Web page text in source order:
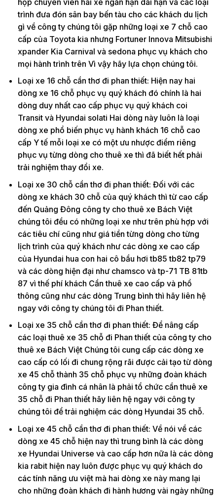
trình đưa đón sân bay bến tàu cho các khách du lịch
gì về công ty chúng tôi gặp những loại xe 7 chỗ cao
cấp của Toyota kia nhưng Fortuner Innova Mitsubishi
xpander Kia Carnival và sedona phục vụ khách cho
mọi hành trình trên Vì vậy hãy lựa chọn chúng tôi.
Loại xe 16 chỗ cần thơ đi phan thiết: Hiện nay hai
dòng xe 16 chỗ phục vụ quý khách đó chính là hai
dòng duy nhất cao cấp phục vụ quý khách coi
Transit và Hyundai solati Hai dòng này luôn là loại
dòng xe phổ biến phục vụ hành khách 16 chỗ cao
cấp Y tế mỗi loại xe có một ưu nhược điểm riêng
phục vụ từng dòng cho thuê xe thì đã biết hết phải
trải nghiệm thay đổi xe.
Loại xe 30 chỗ cần thơ đi phan thiết: Đối với các
dòng xe khách 30 chỗ của quý khách thì từ cao cấp
đến Quảng Đông công ty cho thuê xe Bách Việt
chúng tôi đều có những loại xe như trên phù hợp với
các tiêu chí cũng như giá tiền từng dòng cho từng
lịch trình của quý khách như các dòng xe cao cấp
của Hyundai hua con hai cô bầu hơi tb85 tb82 tp79
và các dòng hiện đại như chamsco và tp-71 TB 81tb
87 vì thế phí khách Cần thuê xe cao cấp và phổ
thông cũng như các dòng Trung bình thì hãy liên hệ
ngay với công ty chúng tôi đi Phan thiết.
Loại xe 35 chỗ cần thơ đi phan thiết: Để nâng cấp
các loại thuê xe 35 chỗ đi Phan thiết của công ty cho
thuê xe Bách Việt Chúng tôi cung cấp các dòng xe
cao cấp có lối đi chung rộng rãi được cải tạo từ dòng
xe 45 chỗ thành 35 chỗ phục vụ những đoàn khách
công ty gia đình cá nhân là phải tổ chức cần thuê xe
35 chỗ đi Phan thiết hãy liên hệ ngay với công ty
chúng tôi để trải nghiệm các dòng Hyundai 35 chỗ.
Loại xe 45 chỗ cần thơ đi phan thiết: Về nói về các
dòng xe 45 chỗ hiện nay thì trung bình là các dòng
xe Hyundai Universe và cao cấp hơn nữa là các dòng
kia rabit hiện nay luôn được phục vụ quý khách do
các tính năng ưu việt mà hai dòng xe này mang lại
cho những đoàn khách đi hành hương vài ngày những